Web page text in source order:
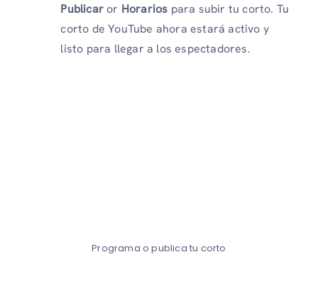
Publicaror Horarios para subir tu corto. Tu
corto de YouTube ahora estará activo y
listo para llegar a los espectadores.
Programa o publica tu corto